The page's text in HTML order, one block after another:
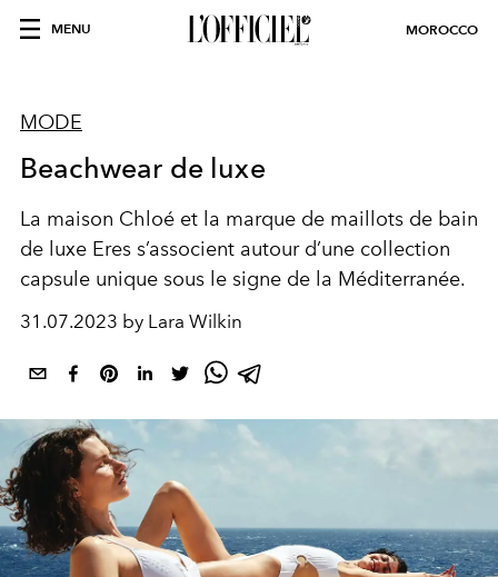
MENU MOROCCO
MODE
Beachwear de luxe
La maison Chloé et la marque de maillots de bain
de luxe Eres s’associent autour d’une collection
capsule unique sous le signe de la Méditerranée.
31.07.2023 by Lara Wilkin